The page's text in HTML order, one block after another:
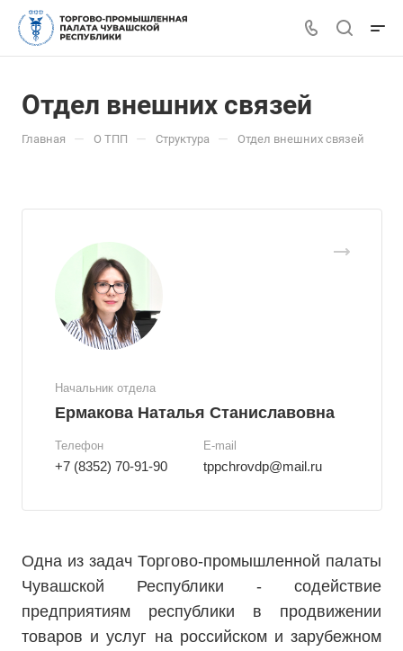
Отдел внешних связей
Главная — О ТПП — Структура — Отдел внешних связей
Начальник отдела
Ермакова Наталья Станиславовна
Телефон
+7 (8352) 70-91-90
E-mail
tppchrovdp@mail.ru
Одна из задач Торгово-промышленной палаты
Чувашской Республики - содействие
предприятиям республики в продвижении
товаров и услуг на российском и зарубежном